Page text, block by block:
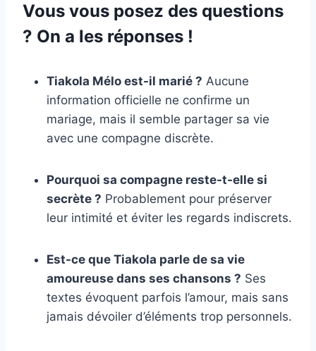
Vous vous posez des questions
? On a les réponses !
Tiakola Mélo est-il marié ? Aucune
information officielle ne confirme un
mariage, mais il semble partager sa vie
avec une compagne discrète.
Pourquoi sa compagne reste-t-elle si
secrète ? Probablement pour préserver
leur intimité et éviter les regards indiscrets.
Est-ce que Tiakola parle de sa vie
amoureuse dans ses chansons ? Ses
textes évoquent parfois l’amour, mais sans
jamais dévoiler d’éléments trop personnels.